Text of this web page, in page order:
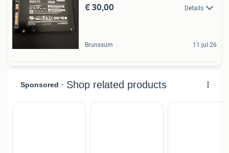
€ 30,00 Details
Brunssum 11 jul 26